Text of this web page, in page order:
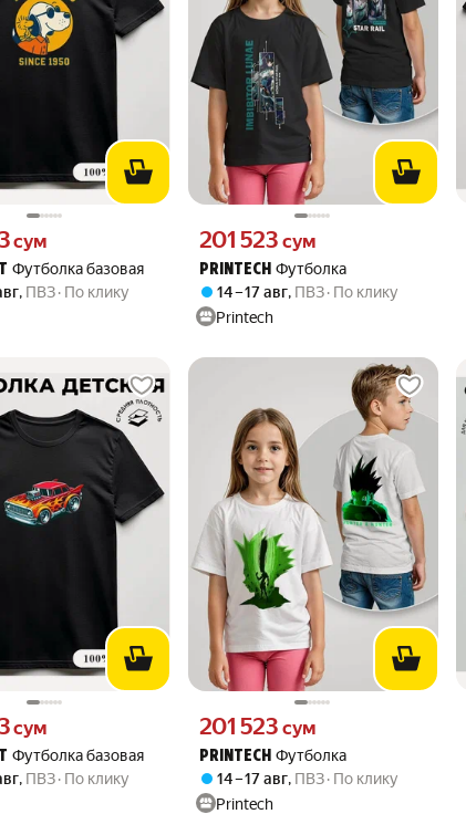
Футболка базовая
сум вместо
сум
, ПВЗ По клику
PRINTECH Футболка
Цена 201523 сум вместо
201 523 сум
14 – 17 авг, ПВЗ По клику
Printech
Футболка базовая
сум вместо
сум
, ПВЗ По клику
PRINTECH Футболка
Цена 201523 сум вместо
201 523 сум
14 – 17 авг, ПВЗ По клику
Printech